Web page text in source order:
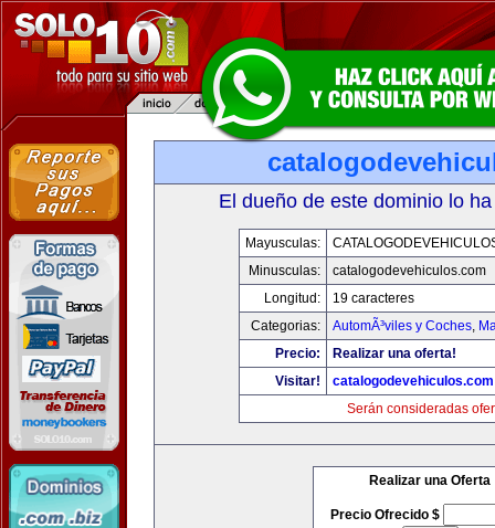
El dueño de este dominio lo
Mayusculas:
Minusculas:
catalogodevehiculos.com
Longitud:
19 caracteres
Categorias:
AutomÃ³viles y Coches,
Precio:
Realizar una oferta!
Visitar!
catalogodevehiculos.com
Serán consideradas
Realizar una Oferta
Precio Ofrecido $